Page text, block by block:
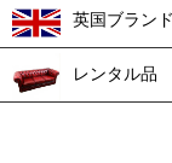
英国ブラン
レンタル品